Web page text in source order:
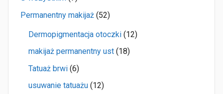
Permanentny makijaż (52)
Dermopigmentacja otoczki (12)
makijaż permanentny ust (18)
Tatuaż brwi (6)
usuwanie tatuażu (12)